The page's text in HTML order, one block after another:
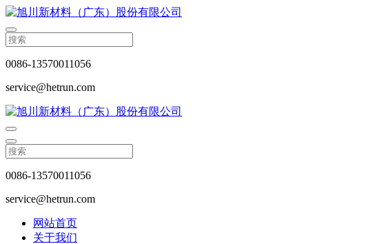
0086-13570011056
service@hetrun.com
0086-13570011056
service@hetrun.com
网站首页
关于我们